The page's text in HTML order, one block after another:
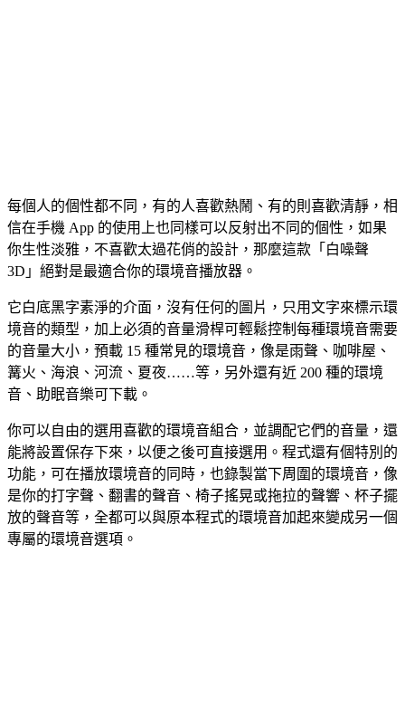
每個人的個性都不同，有的人喜歡熱鬧、有的則喜歡清靜，相
信在手機 App 的使用上也同樣可以反射出不同的個性，如果
你生性淡雅，不喜歡太過花俏的設計，那麼這款「白噪聲
3D」絕對是最適合你的環境音播放器。
它白底黑字素淨的介面，沒有任何的圖片，只用文字來標示環
境音的類型，加上必須的音量滑桿可輕鬆控制每種環境音需要
的音量大小，預載 15 種常見的環境音，像是雨聲、咖啡屋、
篝火、海浪、河流、夏夜……等，另外還有近 200 種的環境
音、助眠音樂可下載。
你可以自由的選用喜歡的環境音組合，並調配它們的音量，還
能將設置保存下來，以便之後可直接選用。程式還有個特別的
功能，可在播放環境音的同時，也錄製當下周圍的環境音，像
是你的打字聲、翻書的聲音、椅子搖晃或拖拉的聲響、杯子擺
放的聲音等，全都可以與原本程式的環境音加起來變成另一個
專屬的環境音選項。